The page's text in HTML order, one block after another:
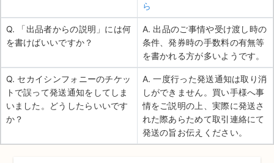
ら
Q. 「出品者からの説明」には何
を書けばいいですか？
A. 出品のご事情や受け渡し時の
条件、発券時の手数料の有無等
を書かれる方が多いようです。
Q. セカイシンフォニーのチケッ
トで誤って発送通知をしてしま
いました。どうしたらいいです
か？
A. 一度行った発送通知は取り消
しができません。買い手様へ事
情をご説明の上、実際に発送さ
れた際あらためて取引連絡にて
発送の旨お伝えください。